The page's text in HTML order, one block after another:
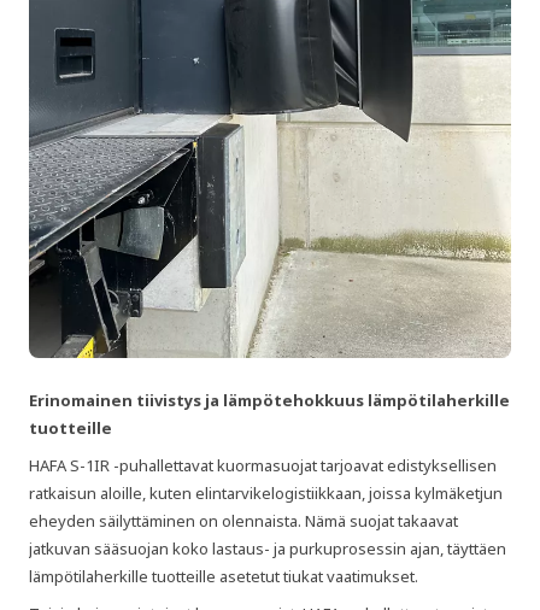
Erinomainen tiivistys ja lämpötehokkuus lämpötilaherkille
tuotteille
HAFA S-1IR -puhallettavat kuormasuojat tarjoavat edistyksellisen
ratkaisun aloille, kuten elintarvikelogistiikkaan, joissa kylmäketjun
eheyden säilyttäminen on olennaista. Nämä suojat takaavat
jatkuvan sääsuojan koko lastaus- ja purkuprosessin ajan, täyttäen
lämpötilaherkille tuotteille asetetut tiukat vaatimukset.